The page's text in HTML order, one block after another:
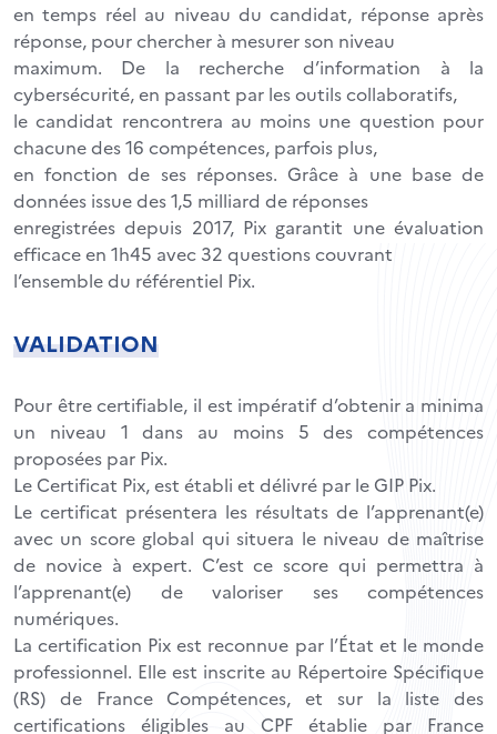
en temps réel au niveau du candidat, réponse après
réponse, pour chercher à mesurer son niveau
maximum. De la recherche d’information à la
cybersécurité, en passant par les outils collaboratifs,
le candidat rencontrera au moins une question pour
chacune des 16 compétences, parfois plus,
en fonction de ses réponses. Grâce à une base de
données issue des 1,5 milliard de réponses
enregistrées depuis 2017, Pix garantit une évaluation
efficace en 1h45 avec 32 questions couvrant
l’ensemble du référentiel Pix.
VALIDATION
Pour être certifiable, il est impératif d’obtenir a minima
un niveau 1 dans au moins 5 des compétences
proposées par Pix.
Le Certificat Pix, est établi et délivré par le GIP Pix.
Le certificat présentera les résultats de l’apprenant(e)
avec un score global qui situera le niveau de maîtrise
de novice à expert. C’est ce score qui permettra à
l’apprenant(e) de valoriser ses compétences
numériques.
La certification Pix est reconnue par l’État et le monde
professionnel. Elle est inscrite au Répertoire Spécifique
(RS) de France Compétences, et sur la liste des
certifications éligibles au CPF établie par France